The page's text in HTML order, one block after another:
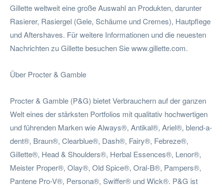
Gillette weltweit eine große Auswahl an Produkten, darunter
Rasierer, Rasiergel (Gele, Schäume und Cremes), Hautpflege
und Aftershaves. Für weitere Informationen und die neuesten
Nachrichten zu Gillette besuchen Sie www.gillette.com.
Über Procter & Gamble
Procter & Gamble (P&G) bietet Verbrauchern auf der ganzen
Welt eines der stärksten Portfolios mit qualitativ hochwertigen
und führenden Marken wie Always®, Antikal®, Ariel®, blend-a-
dent®, Braun®, Clearblue®, Dash®, Fairy®, Febreze®,
Gillette®, Head & Shoulders®, Herbal Essences®, Lenor®,
Meister Proper®, Olay®, Old Spice®, Oral-B®, Pampers®,
Pantene Pro-V®, Persona®, Swiffer® und Wick®. P&G ist